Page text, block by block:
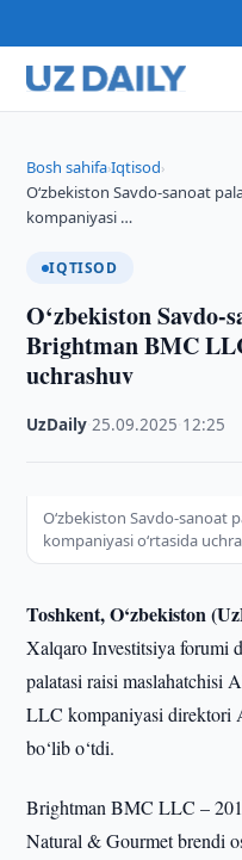
Bosh sahifa›Iqtisod›
O‘zbekiston Savdo-sanoat
kompaniyasi …
IQTISOD
O‘zbekiston Savdo-
Brightman BMC
uchrashuv
UzDaily ·25.09.2025 12:25
O‘zbekiston Savdo-sanoat
kompaniyasi o‘rtasida
Toshkent, O‘zbekiston
Xalqaro Investitsiya forumi
palatasi raisi maslahatchisi
LLC kompaniyasi direktori
bo‘lib o‘tdi.
Brightman BMC LLC –
Natural & Gourmet brendi